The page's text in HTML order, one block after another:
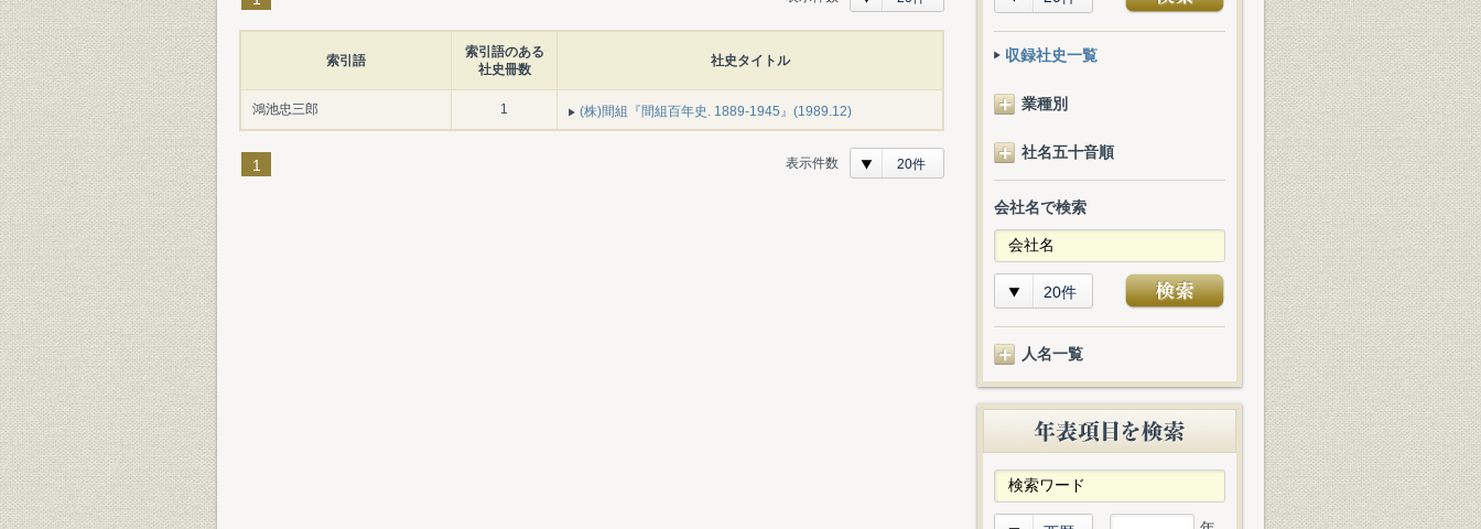
索引語
索引語のある
社史冊数
社史タイトル
鴻池忠三郎 1 (株)間組『間組百年史. 1889-1945』(1989.12)
1 表示件数 20件
収録社史一覧
業種別
社名五十音順
会社名で検索
20件
人名一覧